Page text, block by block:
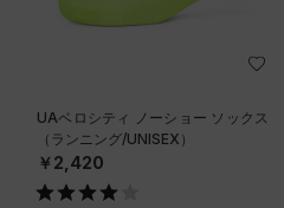
UAベロシティ ノーショー ソックス
（ランニング/UNISEX）
￥2,420